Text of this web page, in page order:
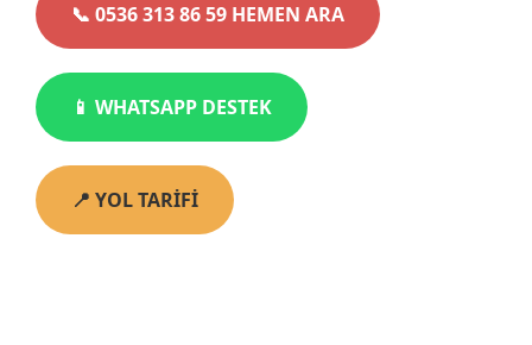
📞 0536 313 86 59 HEMEN ARA
📱 WHATSAPP DESTEK
📍 YOL TARİFİ